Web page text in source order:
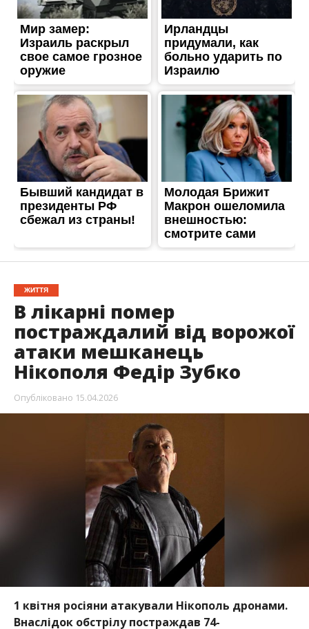
В лікарні помер
постраждалий від ворожої
атаки мешканець
Нікополя Федір Зубко
Опубліковано 15.04.2026
1 квітня росіяни атакували Нікополь дронами.
Внаслідок обстрілу постраждав 74-
річний Федір Олексійович Зубко. Два тижні
лікарі боролися за життя чоловіка, але на
жаль, врятувати пана Федора.
Трагічну звістку повідомив міський голова
Олександр Саюк
, – передає
Федір Олексійович жив на селищі Північному.
Разом із дружиною вони були справжніми